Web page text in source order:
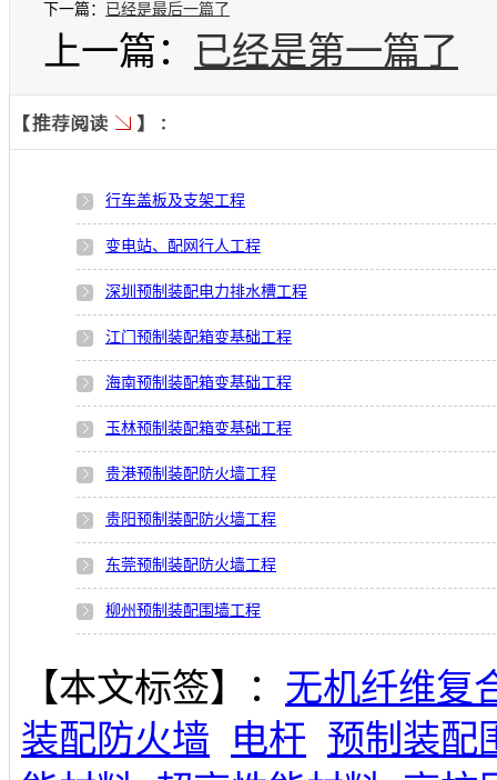
下一篇： 已经是最后一篇了
上一篇： 已经是第一篇了
行车盖板及支架工程
变电站、配网行人工程
深圳预制装配电力排水槽工程
江门预制装配箱变基础工程
海南预制装配箱变基础工程
玉林预制装配箱变基础工程
贵港预制装配防火墙工程
贵阳预制装配防火墙工程
东莞预制装配防火墙工程
柳州预制装配围墙工程
【本文标签】： 无机纤维复
装配防火墙
电杆 预制装配